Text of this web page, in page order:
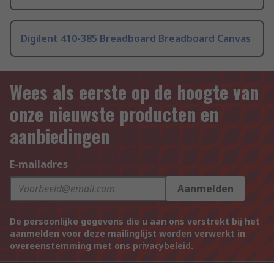
Digilent 410-385 Breadboard Breadboard Canvas
Wees als eerste op de hoogte van
onze nieuwste producten en
aanbiedingen
E-mailadres
Aanmelden
De persoonlijke gegevens die u aan ons verstrekt bij het
aanmelden voor deze mailinglijst worden verwerkt in
overeenstemming met ons privacybeleid.